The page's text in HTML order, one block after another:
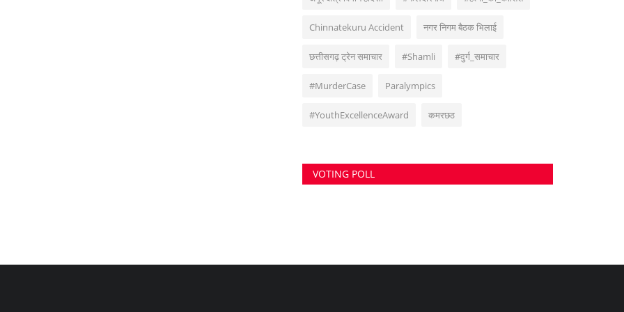
Chinnatekuru Accident नगर निगम बैठक भिलाई
छत्तीसगढ़ ट्रेन समाचार #Shamli #दुर्ग_समाचार
#MurderCase Paralympics
#YouthExcellenceAward कमरछठ
VOTING POLL